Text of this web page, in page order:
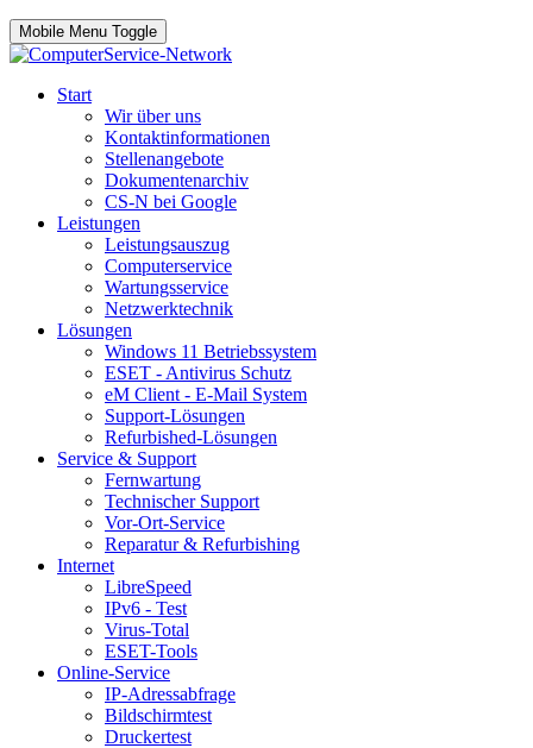
Mobile Menu Toggle
Start
Wir über uns
Kontaktinformationen
Stellenangebote
Dokumentenarchiv
CS-N bei Google
Leistungen
Leistungsauszug
Computerservice
Wartungsservice
Netzwerktechnik
Lösungen
Windows 11 Betriebssystem
ESET - Antivirus Schutz
eM Client - E-Mail System
Support-Lösungen
Refurbished-Lösungen
Service & Support
Fernwartung
Technischer Support
Vor-Ort-Service
Reparatur & Refurbishing
Internet
LibreSpeed
IPv6 - Test
Virus-Total
ESET-Tools
Online-Service
IP-Adressabfrage
Bildschirmtest
Druckertest